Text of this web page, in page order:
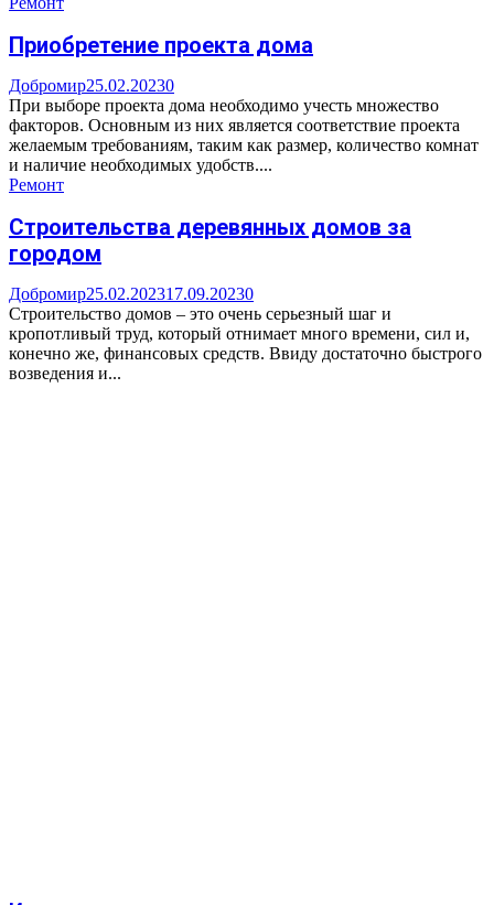
Приобретение проекта дома
Добромир25.02.20230
При выборе проекта дома необходимо учесть множество
факторов. Основным из них является соответствие проекта
желаемым требованиям, таким как размер, количество комнат
и наличие необходимых удобств....
Ремонт
Строительства деревянных домов за
городом
Добромир25.02.202317.09.20230
Строительство домов – это очень серьезный шаг и
кропотливый труд, который отнимает много времени, сил и,
конечно же, финансовых средств. Ввиду достаточно быстрого
возведения и...